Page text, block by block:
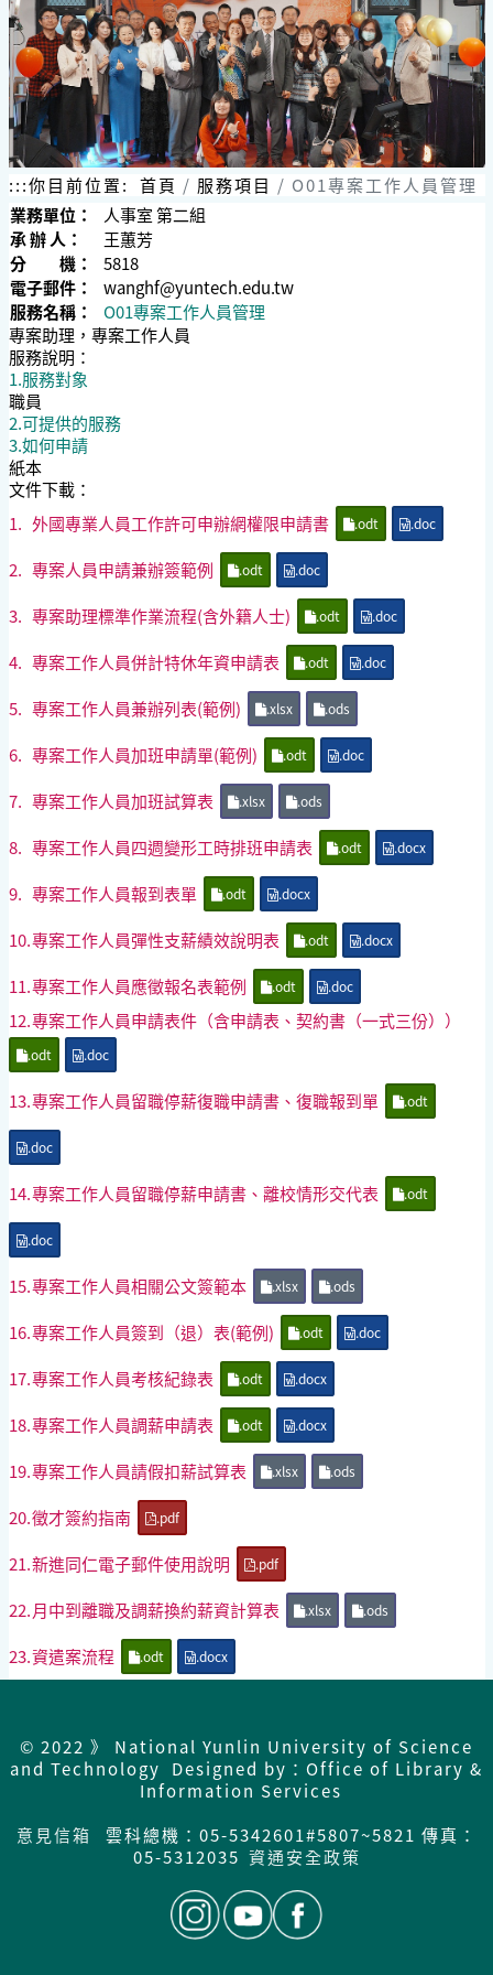
跳
到
主
要
內
容
區
塊
:::你目前位置: 首頁 服務項目
O01專案工作人員管理
業務單位：
人事室 第二組
承 辦 人：
王蕙芳
分 機：
5818
電子郵件：
wanghf@yuntech.edu.tw
服務名稱：
O01專案工作人員管理
專案助理，專案工作人員
服務說明：
1.服務對象
職員
2.可提供的服務
3.如何申請
紙本
文件下載：
1. 外國專業人員工作許可申辦網權限申請書 .odt .doc
2. 專案人員申請兼辦簽範例 .odt .doc
3. 專案助理標準作業流程(含外籍人士) .odt .doc
4. 專案工作人員併計特休年資申請表 .odt .doc
5. 專案工作人員兼辦列表(範例) .xlsx .ods
6. 專案工作人員加班申請單(範例) .odt .doc
7. 專案工作人員加班試算表 .xlsx .ods
8. 專案工作人員四週變形工時排班申請表 .odt .docx
9. 專案工作人員報到表單 .odt .docx
10.專案工作人員彈性支薪績效說明表 .odt .docx
11.專案工作人員應徵報名表範例 .odt .doc
12.專案工作人員申請表件（含申請表、契約書（一式三份））
.odt .doc
13.專案工作人員留職停薪復職申請書、復職報到單 .odt
.doc
14.專案工作人員留職停薪申請書、離校情形交代表 .odt
.doc
15.專案工作人員相關公文簽範本 .xlsx .ods
16.專案工作人員簽到（退）表(範例) .odt .doc
17.專案工作人員考核紀錄表 .odt .docx
18.專案工作人員調薪申請表 .odt .docx
19.專案工作人員請假扣薪試算表 .xlsx .ods
20.徵才簽約指南 .pdf
21.新進同仁電子郵件使用說明 .pdf
22.月中到離職及調薪換約薪資計算表 .xlsx .ods
23.資遣案流程 .odt .docx
© 2022 》 National Yunlin University of Science
and Technology Designed by：Office of Library &
Information Services
意見信箱
雲科總機：05-5342601#5807~5821 傳真：
05-5312035 資通安全政策